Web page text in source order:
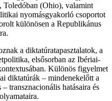
Toledóban (Ohio), valamint
nyomásgyakorló csoportot
különösen a Republikánus
a diktatúratapasztalatok, a
elsősorban az Ibériai-
Különös figyelmet
diktatúrák – mindenekelőtt a
transznacionális hatásaira és